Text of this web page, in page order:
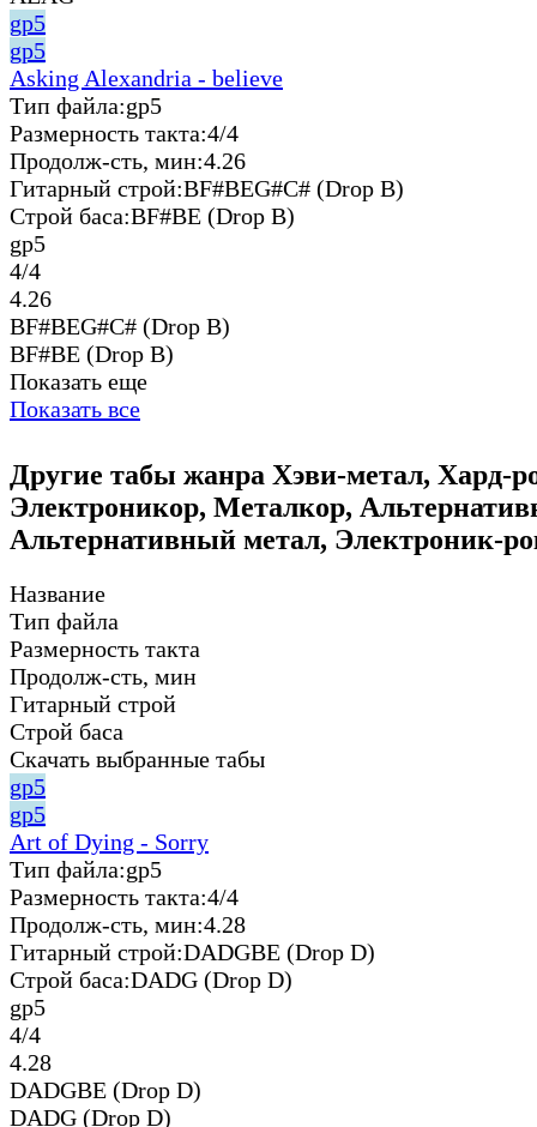
gp5
gp5
Asking Alexandria - believe
Тип файла:gp5
Размерность такта:4/4
Продолж-сть, мин:4.26
Гитарный строй:BF#BEG#C# (Drop B)
Строй баса:BF#BE (Drop B)
gp5
4/4
4.26
BF#BEG#C# (Drop B)
BF#BE (Drop B)
Показать еще
Показать все
Другие табы жанра Хэви-метал, Хард-
Электроникор, Металкор,
Альтернативный метал, Электроник-
Название
Тип файла
Размерность такта
Продолж-сть, мин
Гитарный строй
Строй баса
Скачать выбранные табы
gp5
gp5
Art of Dying - Sorry
Тип файла:gp5
Размерность такта:4/4
Продолж-сть, мин:4.28
Гитарный строй:DADGBE (Drop D)
Строй баса:DADG (Drop D)
gp5
4/4
4.28
DADGBE (Drop D)
DADG (Drop D)